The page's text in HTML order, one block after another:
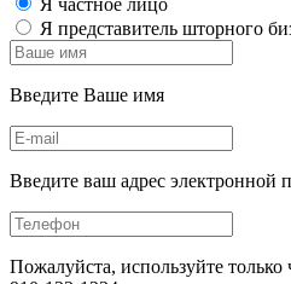
Я представитель шторного
Введите Ваше имя
Введите ваш адрес электронной
Пожалуйста, используйте